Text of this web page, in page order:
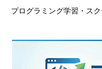
プログラミング学習・ス